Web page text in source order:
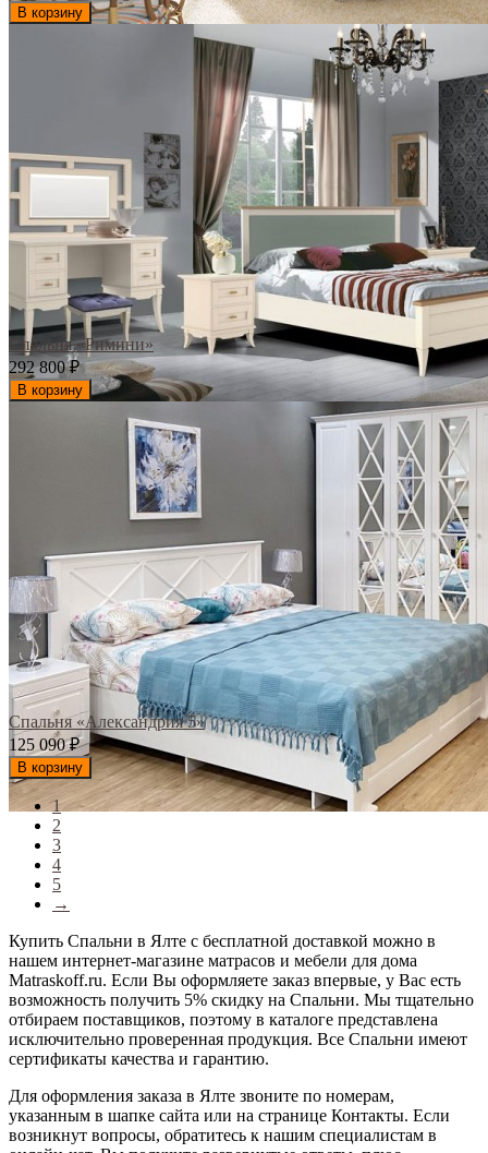
В корзину
Спальня «Римини»
292 800₽
В корзину
Спальня «Александрия 5»
125 090₽
В корзину
1
2
3
4
5
→
Купить Спальни в Ялте с бесплатной доставкой можно в
нашем интернет-магазине матрасов и мебели для дома
Matraskoff.ru. Если Вы оформляете заказ впервые, у Вас есть
возможность получить 5% скидку на Спальни. Мы тщательно
отбираем поставщиков, поэтому в каталоге представлена
исключительно проверенная продукция. Все Спальни имеют
сертификаты качества и гарантию.
Для оформления заказа в Ялте звоните по номерам,
указанным в шапке сайта или на странице Контакты. Если
возникнут вопросы, обратитесь к нашим специалистам в